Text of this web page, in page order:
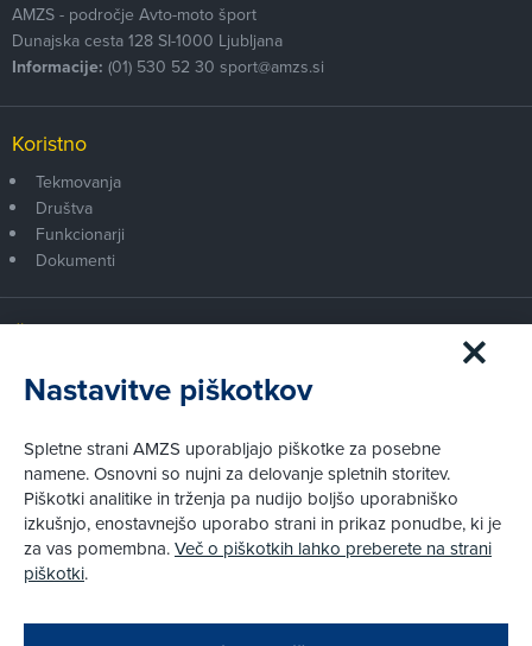
Zapri
AMZS - področje Avto-moto šport
Dunajska cesta 128 SI-1000 Ljubljana
Informacije: (01) 530 52 30 sport@amzs.si
Koristno
Tekmovanja
Društva
Funkcionarji
Dokumenti
Postanite član AMZS
Zakaj (p)ostati član?
Kako vam pomagamo
Pravni vidiki
Piškotki
Pravno obvestilo
Nastavitve piškotkov
Spletne strani AMZS uporabljajo piškotke za posebne
namene. Osnovni so nujni za delovanje spletnih storitev.
Piškotki analitike in trženja pa nudijo boljšo uporabniško
izkušnjo, enostavnejšo uporabo strani in prikaz ponudbe, ki je
za vas pomembna.Več o piškotkih lahko preberete na strani
piškotki.